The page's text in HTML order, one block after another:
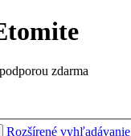
zdarma
Rozšírené vyhľadávanie